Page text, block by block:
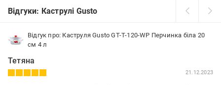
Відгуки: Каструлі Gusto
Відгук про: Каструля Gusto GT-T-120-WP Перчинка біла 20
см 4 л
Тетяна
21.12.2023